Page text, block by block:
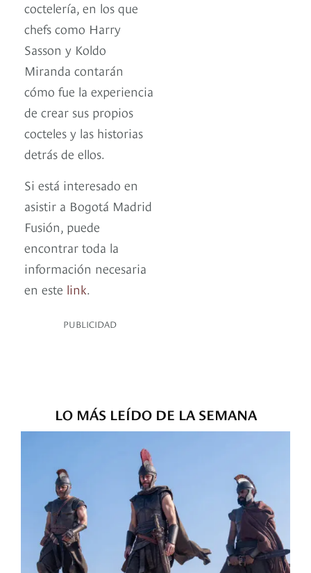
coctelería, en los que
chefs como Harry
Sasson y Koldo
Miranda contarán
cómo fue la experiencia
de crear sus propios
cocteles y las historias
detrás de ellos.
Si está interesado en
asistir a Bogotá Madrid
Fusión, puede
encontrar toda la
información necesaria
en este link.
PUBLICIDAD
LO MÁS LEÍDO DE LA SEMANA